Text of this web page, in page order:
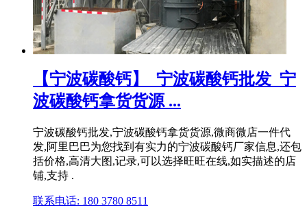
【宁波碳酸钙】_宁波碳酸钙批发_宁
波碳酸钙拿货货源 ...
宁波碳酸钙批发,宁波碳酸钙拿货货源,微商微店一件代
发,阿里巴巴为您找到有实力的宁波碳酸钙厂家信息,还包
括价格,高清大图,记录,可以选择旺旺在线,如实描述的店
铺,支持 .
联系电话: 180 3780 8511